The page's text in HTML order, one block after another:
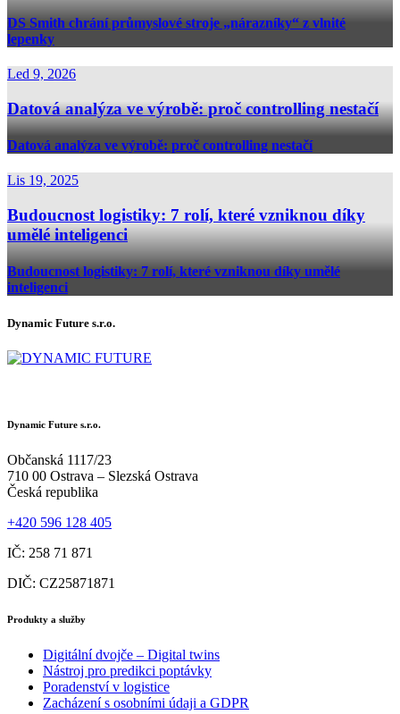
DS Smith chrání průmyslové stroje „nárazníky“ z vlnité
lepenky
Led 9, 2026
Datová analýza ve výrobě: proč controlling nestačí
Datová analýza ve výrobě: proč controlling nestačí
Lis 19, 2025
Budoucnost logistiky: 7 rolí, které vzniknou díky
umělé inteligenci
Budoucnost logistiky: 7 rolí, které vzniknou díky umělé
inteligenci
Dynamic Future s.r.o.
Dynamic Future s.r.o.
Občanská 1117/23
710 00 Ostrava – Slezská Ostrava
Česká republika
+420 596 128 405
IČ: 258 71 871
DIČ: CZ25871871
Produkty a služby
Digitální dvojče – Digital twins
Nástroj pro predikci poptávky
Poradenství v logistice
Zacházení s osobními údaji a GDPR